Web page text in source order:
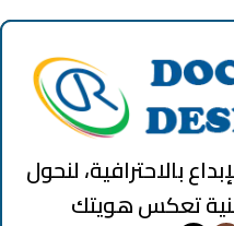
بالاحترافية، لنحول
تعكس هويتك